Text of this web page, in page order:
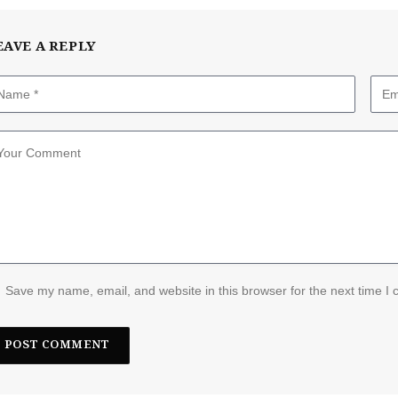
A REPLY
Save my name, email, and website in this browser for the next time I